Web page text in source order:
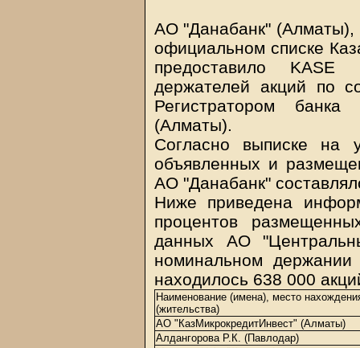
АО "Данабанк" (Алматы),
официальном списке
предоставило
держателей акций по
Регистратором
(Алматы).
Согласно выписке на
объявленных и
АО "Данабанк"
Ниже приведена
процентов
данных АО
номинальном
находилось 638 000
Наименование (имена), место
(жительства)
АО "КазМикрокредитИнвест" (Алматы)
Алдангорова Р.К. (Павлодар)